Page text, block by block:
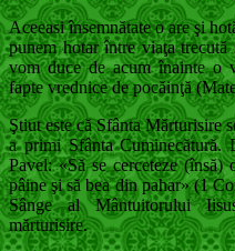
Aceeasi însemnătate o are şi
punem hotar între viaţa
vom duce de acum înainte o
fapte vrednice de pocăinţă
Ştiut este că Sfânta Mărturisire
a primi Sfânta Cuminecătură.
Pavel: «Să se cerceteze
pâine şi să bea din pahar» (1
Sânge al Mântuitorului
mărturisire.